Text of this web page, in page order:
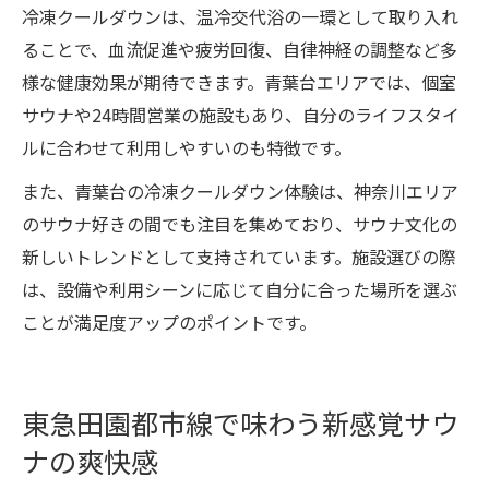
冷凍クールダウンは、温冷交代浴の一環として取り入れ
ることで、血流促進や疲労回復、自律神経の調整など多
様な健康効果が期待できます。青葉台エリアでは、個室
サウナや24時間営業の施設もあり、自分のライフスタイ
ルに合わせて利用しやすいのも特徴です。
また、青葉台の冷凍クールダウン体験は、神奈川エリア
のサウナ好きの間でも注目を集めており、サウナ文化の
新しいトレンドとして支持されています。施設選びの際
は、設備や利用シーンに応じて自分に合った場所を選ぶ
ことが満足度アップのポイントです。
東急田園都市線で味わう新感覚サウ
ナの爽快感